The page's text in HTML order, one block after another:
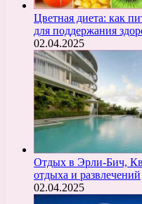
Цветная диета: как
для поддержания
02.04.2025
Отдых в Эрли-Бич,
отдыха и развлечений
02.04.2025